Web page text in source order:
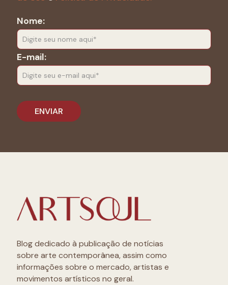
Nome:
E-mail:
Blog dedicado à publicação de notícias
sobre arte contemporânea, assim como
informações sobre o mercado, artistas e
movimentos artísticos no geral.